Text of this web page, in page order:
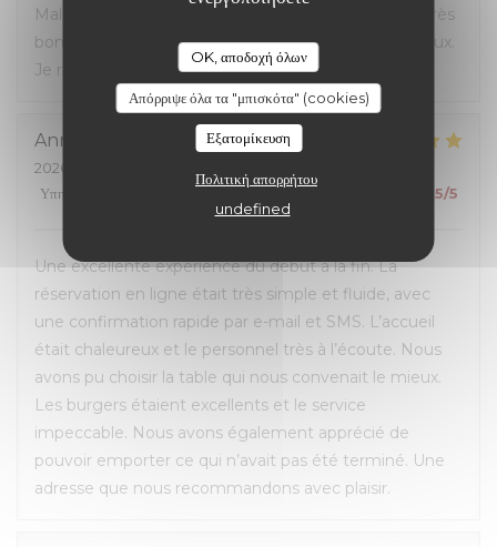
OK, αποδοχή όλων
Απόρριψε όλα τα "μπισκότα" (cookies)
Εξατομίκευση
Πολιτική απορρήτου
undefined
Malgré l'affluence, personnel sympa et à l'écoute. Très
bon rapport qualité-prix, les hamburgers sont délicieux.
Je recommande.
Anna
2026-07-05
Υπηρεσία
Μενού : 5/5
Une excellente expérience du début à la fin. La
réservation en ligne était très simple et fluide, avec
une confirmation rapide par e-mail et SMS. L’accueil
était chaleureux et le personnel très à l’écoute. Nous
avons pu choisir la table qui nous convenait le mieux.
Les burgers étaient excellents et le service
impeccable. Nous avons également apprécié de
pouvoir emporter ce qui n’avait pas été terminé. Une
adresse que nous recommandons avec plaisir.